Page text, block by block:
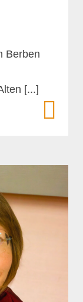
Berben
[...]